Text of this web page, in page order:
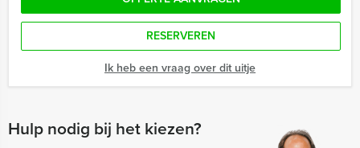
RESERVEREN
Ik heb een vraag over dit uitje
Hulp nodig bij het kiezen?